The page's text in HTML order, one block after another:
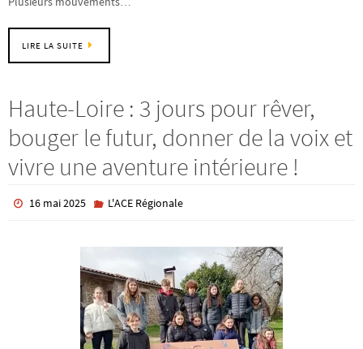
LIRE LA SUITE
Haute-Loire : 3 jours pour rêver,
bouger le futur, donner de la voix et
vivre une aventure intérieure !
16 mai 2025 L'ACE Régionale